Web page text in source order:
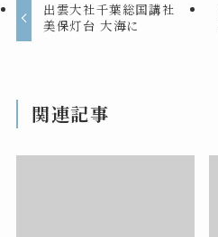
出雲大社千葉総国講社
美保灯台 大海に
関連記事